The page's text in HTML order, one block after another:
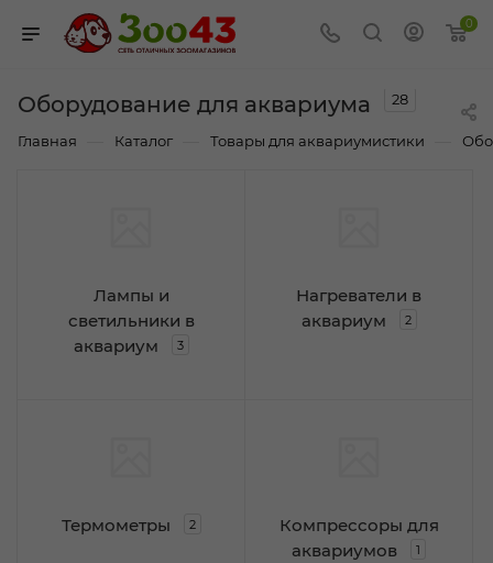
0
Оборудование для аквариума 28
Главная Каталог Товары для аквариумистики
Лампы и
светильники в
аквариум
3
Нагреватели в
аквариум
2
Термометры 2
Компрессоры для
аквариумов
1